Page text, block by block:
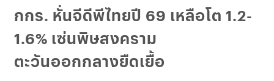
กกร. หั่นจีดีพีไทยปี 69 เหลือโต 1.2-
1.6% เซ่นพิษสงคราม
ตะวันออกกลางยืดเยื้อ